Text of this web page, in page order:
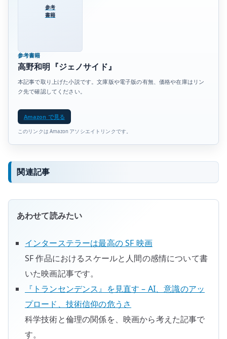
参考
書籍
参考書籍
高野和明『ジェノサイド』
本記事で取り上げた小説です。文庫版や電子版の有無、価格や在庫はリン
ク先で確認してください。
Amazon で見る
このリンクは Amazon アソシエイトリンクです。
関連記事
あわせて読みたい
インターステラーは最高の SF 映画
SF 作品におけるスケールと人間の感情について書
いた映画記事です。
『トランセンデンス』を見直す – AI、意識のアッ
プロード、技術信仰の危うさ
科学技術と倫理の関係を、映画から考えた記事で
す。